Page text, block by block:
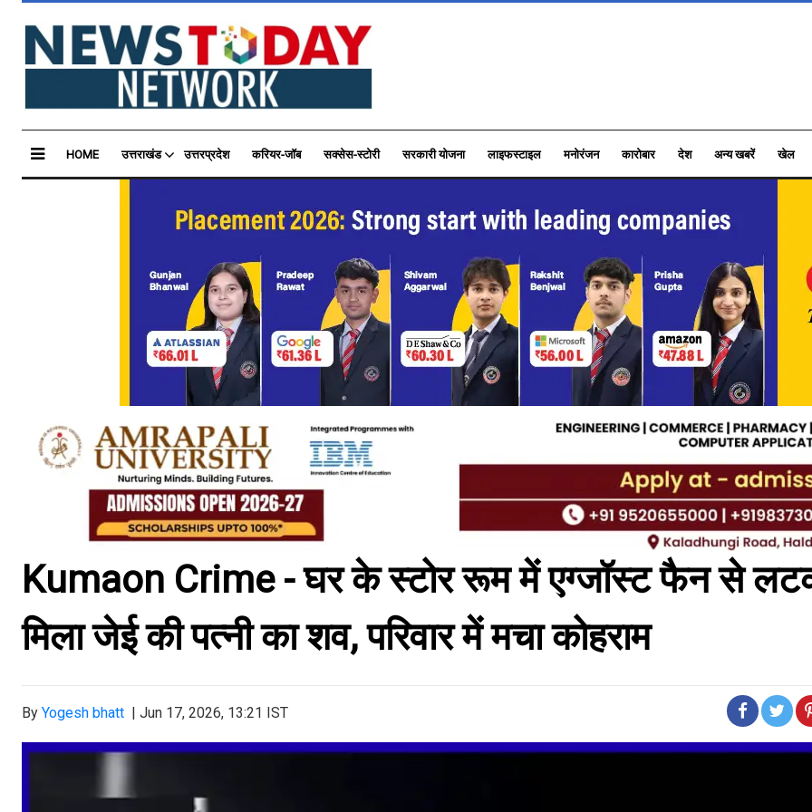
HOME उत्तराखंड उत्तरप्रदेश करियर-जॉब सक्सेस-स्टोरी सरकारी योजना लाइफस्टाइल मनोरंजन कारोबार देश अन्य खबरें खेल
Kumaon Crime - घर के स्टोर रूम में एग्जॉस्ट फैन से
मिला जेई की पत्नी का शव, परिवार में मचा कोहराम
By Yogesh bhatt | Jun 17, 2026, 13:21 IST